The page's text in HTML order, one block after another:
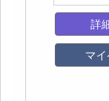
詳
マ